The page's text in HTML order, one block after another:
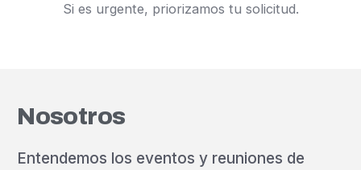
Si es urgente, priorizamos tu solicitud.
Nosotros
Entendemos los eventos y reuniones de